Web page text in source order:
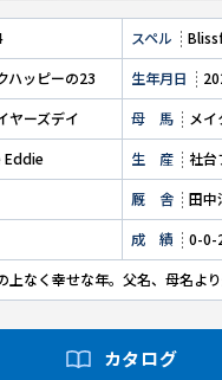
スペル
ハッピーの23 生年月日
ヤーズデイ 母 馬
メイ
Eddie 生 産
社台
厩 舎
田中
成 績
0-0-
上なく幸せな年。父名、母名よ
カタログ